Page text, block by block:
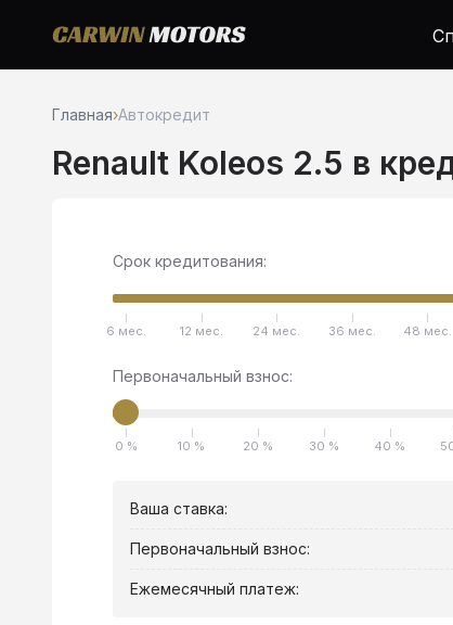
Главная›Автокредит
Renault Koleos 2.5 в
Срок кредитования:
6 мес. 12 мес. 24 мес. 36 мес. 48 мес.
Первоначальный взнос:
0 % 10 % 20 % 30 % 40 %
Ваша ставка:
Первоначальный взнос:
Ежемесячный платеж: